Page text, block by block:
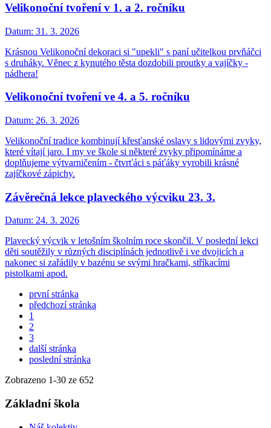
Velikonoční tvoření v 1. a 2. ročníku
Datum: 31. 3. 2026
Krásnou Velikonoční dekoraci si "upekli" s paní učitelkou prvňáčci
s druháky. Věnec z kynutého těsta dozdobili proutky a vajíčky -
nádhera!
Velikonoční tvoření ve 4. a 5. ročníku
Datum: 26. 3. 2026
Velikonoční tradice kombinují křesťanské oslavy s lidovými zvyky,
které vítají jaro. I my ve škole si některé zvyky připomínáme a
doplňujeme výtvarničením - čtvrťáci s páťáky vyrobili krásné
zajíčkové zápichy.
Závěrečná lekce plaveckého výcviku 23. 3.
Datum: 24. 3. 2026
Plavecký výcvik v letošním školním roce skončil. V poslední lekci
děti soutěžily v různých disciplínách jednotlivě i ve dvojicích a
nakonec si zařádily v bazénu se svými hračkami, stříkacími
pistolkami apod.
první stránka
předchozí stránka
1
2
3
další stránka
poslední stránka
Zobrazeno 1-30 ze 652
Základní škola